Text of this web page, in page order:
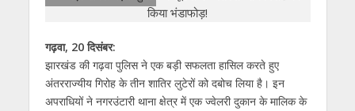
गढ़वा, 20 दिसंबर:
झारखंड की गढ़वा पुलिस ने एक बड़ी सफलता हासिल करते हुए
अंतरराज्यीय गिरोह के तीन शातिर लुटेरों को दबोच लिया है। इन
अपराधियों ने नगरउंटारी थाना क्षेत्र में एक ज्वेलरी दुकान के मालिक के